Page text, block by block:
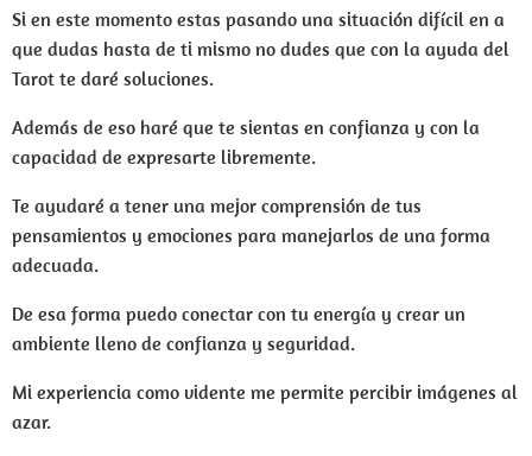
Si en este momento estas pasando una situación difícil en a
que dudas hasta de ti mismo no dudes que con la ayuda del
Tarot te daré soluciones.
Además de eso haré que te sientas en confianza y con la
capacidad de expresarte libremente.
Te ayudaré a tener una mejor comprensión de tus
pensamientos y emociones para manejarlos de una forma
adecuada.
De esa forma puedo conectar con tu energía y crear un
ambiente lleno de confianza y seguridad.
Mi experiencia como vidente me permite percibir imágenes al
azar.